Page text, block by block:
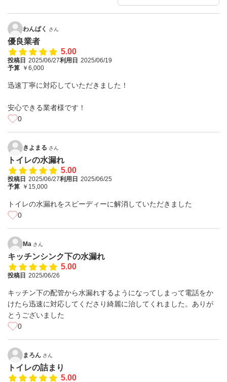
わんぱく さん
優良業者
5.00
投稿日 2025/06/27利用日 2025/06/19
予算 ￥6,000
迅速丁寧に対応していただきました！
安心できる業者様です！
0
きよまる さん
トイレの水漏れ
5.00
投稿日 2025/06/27利用日 2025/06/25
予算 ￥15,000
トイレの水漏れをスピーディーに解消していただきました
0
Ma さん
キッチンシンク下の水漏れ
5.00
投稿日 2025/06/26
キッチン下の配管から水漏れするようになってしまって電話をか
けたら迅速に対応してくださり綺麗に治してくれました。ありが
とうございました
0
まろん さん
トイレの詰まり
5.00